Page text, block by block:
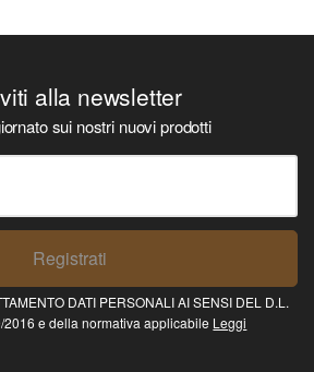
alla newsletter
sui nostri nuovi prodotti
Registrati
DATI PERSONALI AI SENSI DEL D.L.
2016 e della normativa applicabile Leggi